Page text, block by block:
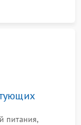
питания,